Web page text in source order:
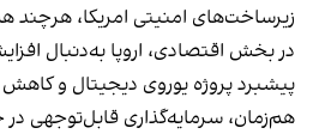
زیرساخت‌های امنیتی امریکا، هرچند
در بخش اقتصادی، اروپا به‌دنبال
پیشبرد پروژه یوروی دیجیتال و کاهش
هم‌زمان، سرمایه‌گذاری قابل‌توجهی در